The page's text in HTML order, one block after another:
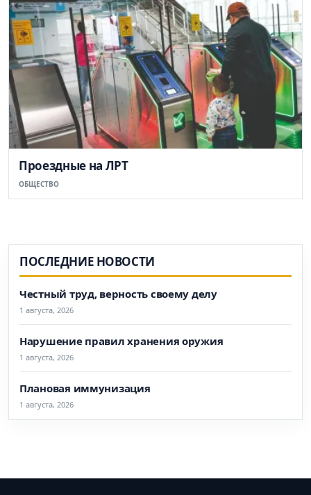
Проездные на ЛРТ
ОБЩЕСТВО
ПОСЛЕДНИЕ НОВОСТИ
Честный труд, верность своему делу
1 августа, 2026
Нарушение правил хранения оружия
1 августа, 2026
Плановая иммунизация
1 августа, 2026